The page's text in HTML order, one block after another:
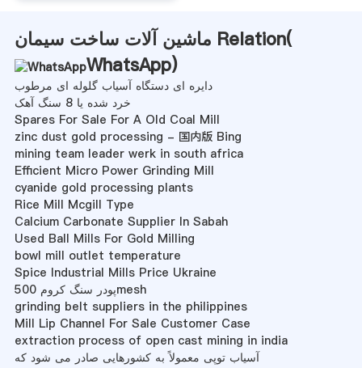
ماشین آلات ساخت سیمان Relation(
WhatsApp)
دایره ای دستگاه آسیاب گلوله ای مرطوب
خرد شده یا 8 سنگ آهک
Spares For Sale For A Old Coal Mill
zinc dust gold processing - 国内版 Bing
mining team leader werk in south africa
Efficient Micro Power Grinding Mill
cyanide gold processing plants
Rice Mill Mcgill Type
Calcium Carbonate Supplier In Sabah
Used Ball Mills For Gold Milling
bowl mill outlet temperature
Spice Industrial Mills Price Ukraine
پودر سنگ کروم 500mesh
grinding belt suppliers in the philippines
Mill Lip Channel For Sale Customer Case
extraction process of open cast mining in india
آسیاب توپی معمولاً به کشورهایی صادر می شود که